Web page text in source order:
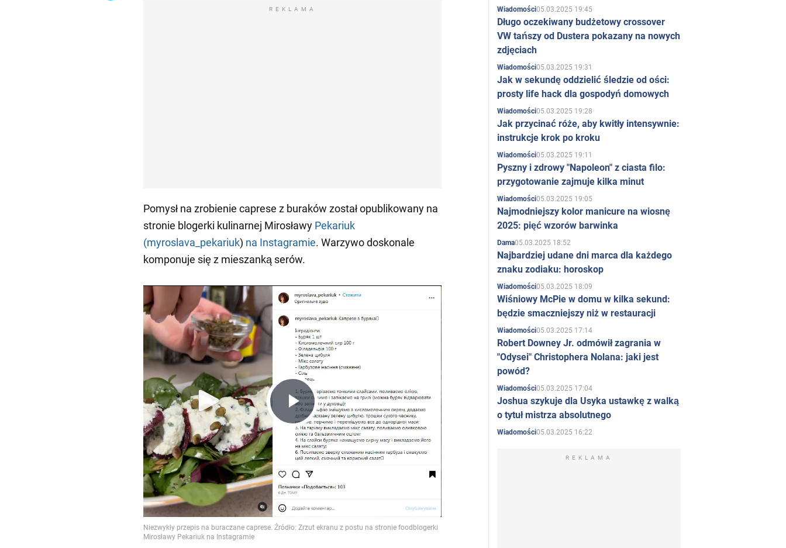
REKLAMA
Pomysł na zrobienie caprese z buraków został opublikowany na
stronie blogerki kulinarnej Mirosławy Pekariuk
(myroslava_pekariuk) na Instagramie. Warzywo doskonale
komponuje się z mieszanką serów.
Play
Video
Wiadomości05.03.2025 19:45
Długo oczekiwany budżetowy crossover
VW tańszy od Dustera pokazany na nowych
zdjęciach
Wiadomości05.03.2025 19:31
Jak w sekundę oddzielić śledzie od ości:
prosty life hack dla gospodyń domowych
Wiadomości05.03.2025 19:28
Jak przycinać róże, aby kwitły intensywnie:
instrukcje krok po kroku
Wiadomości05.03.2025 19:11
Pyszny i zdrowy "Napoleon" z ciasta filo:
przygotowanie zajmuje kilka minut
Wiadomości05.03.2025 19:05
Najmodniejszy kolor manicure na wiosnę
2025: pięć wzorów barwinka
Dama05.03.2025 18:52
Najbardziej udane dni marca dla każdego
znaku zodiaku: horoskop
Wiadomości05.03.2025 18:09
Wiśniowy McPie w domu w kilka sekund:
będzie smaczniejszy niż w restauracji
Wiadomości05.03.2025 17:14
Robert Downey Jr. odmówił zagrania w
"Odysei" Christophera Nolana: jaki jest
powód?
Wiadomości05.03.2025 17:04
Joshua szykuje dla Usyka ustawkę z walką
o tytuł mistrza absolutnego
Wiadomości05.03.2025 16:22
REKLAMA